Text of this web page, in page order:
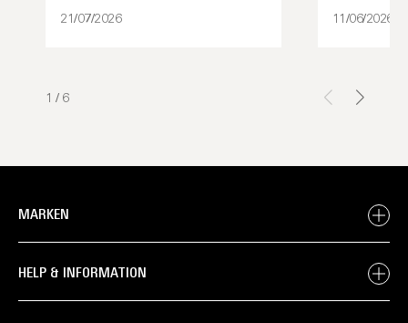
21/07/2026 11/06/2026
1 / 6
MARKEN
HELP & INFORMATION